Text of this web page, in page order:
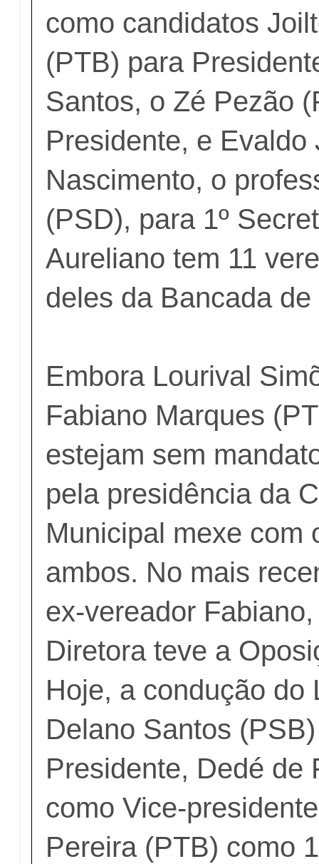
como candidatos
(PTB) para
Santos, o Zé Pezão
Presidente, e Evaldo
Nascimento, o
(PSD), para 1º
Aureliano tem 11
deles da Bancada
Embora Lourival
Fabiano Marques
estejam sem
pela presidência da
Municipal mexe com
ambos. No mais
ex-vereador
Diretora teve a
Hoje, a condução do
Delano Santos
Presidente, Dedé de
como Vice-
Pereira (PTB) como